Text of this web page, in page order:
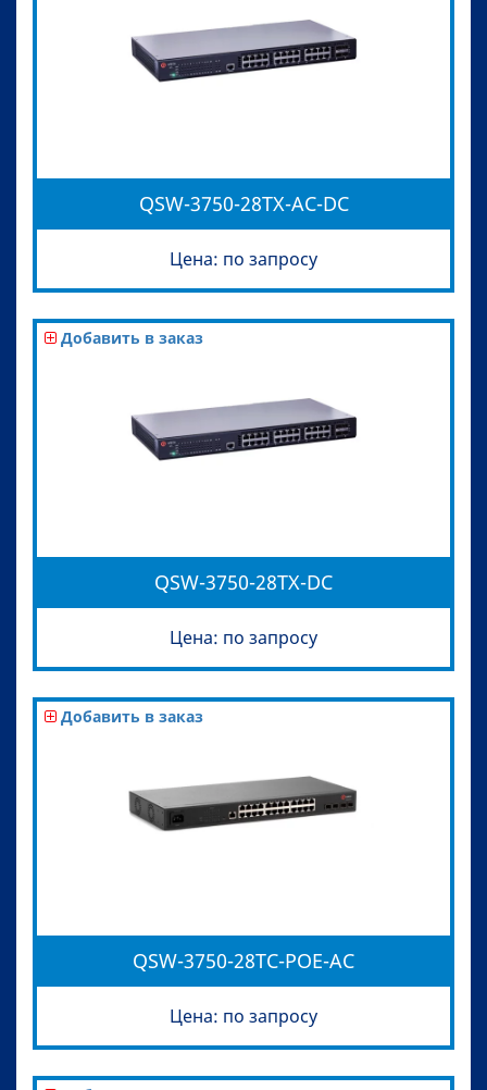
QSW-3750-28TX-AC-DC
Цена: по запросу
Добавить в заказ
QSW-3750-28TX-DC
Цена: по запросу
Добавить в заказ
QSW-3750-28TC-POE-AC
Цена: по запросу